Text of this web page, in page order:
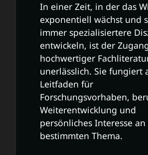
In einer Zeit, in der das
exponentiell wächst und
immer spezialisiertere
entwickeln, ist der
hochwertiger
unerlässlich. Sie fungiert
Leitfaden für
Forschungsvorhaben,
Weiterentwicklung und
persönliches Interesse
bestimmten Thema.